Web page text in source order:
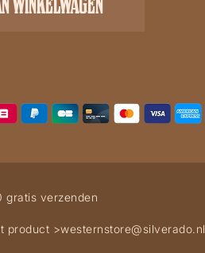
gratis verzenden
product >westernstore@silverado.nl